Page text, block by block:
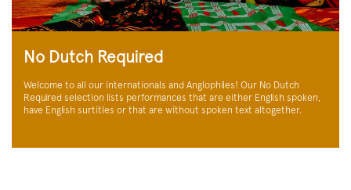
No Dutch Required
Welcome to all our internationals and Anglophiles! Our No Dutch
Required selection lists performances that are either English spoken,
have English surtitles or that are without spoken text altogether.